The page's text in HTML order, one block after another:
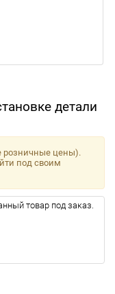
детали
розничные цены).
под своим
товар под заказ.